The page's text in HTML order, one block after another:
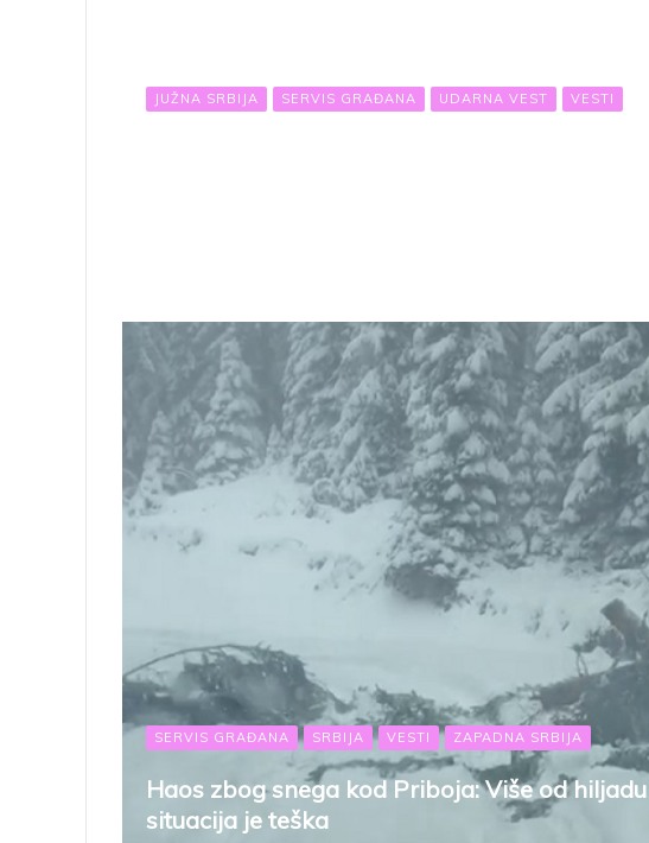
JUŽNA SRBIJA SERVIS GRAĐANA UDARNA VEST VESTI
SERVIS GRAĐANA SRBIJA VESTI ZAPADNA SRBIJA
Haos zbog snega kod Priboja: Više od
situacija je teška